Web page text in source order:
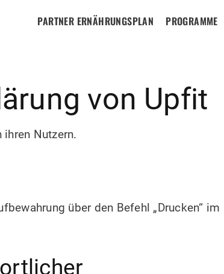
PARTNER ERNÄHRUNGSPLAN PROGRAMME
von Upfit
Nutzern.
über den Befehl „Drucken“ im